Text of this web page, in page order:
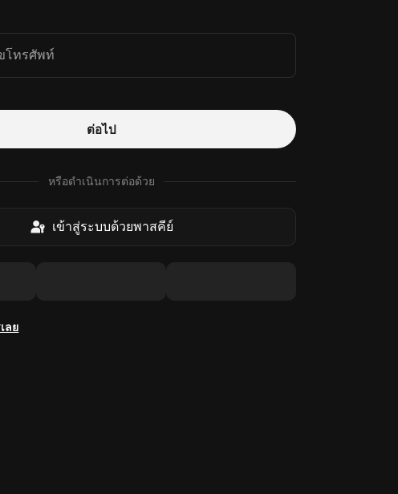
โทรศัพท์
ต่อไป
หรือดำเนินการต่อด้วย
เข้าสู่ระบบด้วยพาสคีย์
ลย